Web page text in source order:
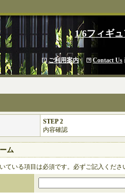
1/6フィギ
ご利用案内｜ Contact Us
STEP 2
内容確認
ム
ている項目は必須です。必ずご記入くださ